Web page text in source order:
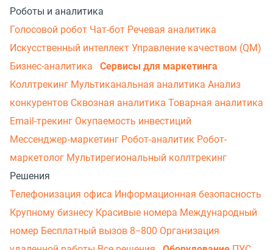
Роботы и аналитика
Голосовой робот Чат-бот Речевая аналитика
Искусственный интеллект Управление качеством (QM)
Бизнес-аналитика
Сервисы для маркетинга
Коллтрекинг Мультиканальная аналитика Анализ
конкурентов Сквозная аналитика Товарная аналитика
Email-трекинг Окупаемость инвестиций
Мессенджер‑маркетинг Робот-аналитик Робот-
маркетолог Мультирегиональный коллтрекинг
Решения
Телефонизация офиса Информационная безопасность
Крупному бизнесу Красивые номера Международный
номер Бесплатный вызов 8−800 Организация